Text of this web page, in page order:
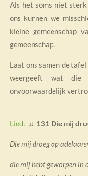
Als het soms niet
ons kunnen we
kleine gemeenschap
gemeenschap.
Laat ons samen de
weergeeft wat die
onvoorwaardelijk
Lied: ♫ 131 Die mij
Die mij droeg op
die mij hebt geworpen in